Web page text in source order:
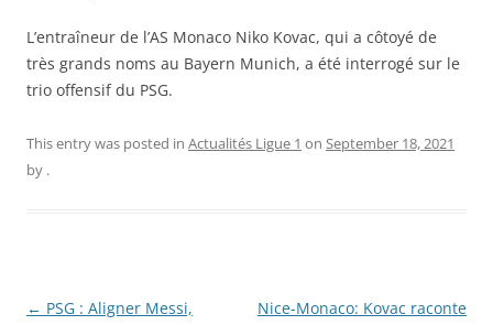
L’entraîneur de l’AS Monaco Niko Kovac, qui a côtoyé de
très grands noms au Bayern Munich, a été interrogé sur le
trio offensif du PSG.
This entry was posted in Actualités Ligue 1 on September 18, 2021
by .
Post
← PSG : Aligner Messi,
Nice-Monaco: Kovac raconte